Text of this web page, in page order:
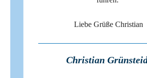
Liebe Grüße Christian
Christian